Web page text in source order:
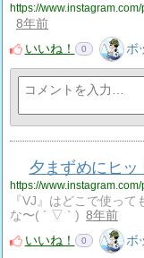
https://
8年前
いいね！
0 ボ
夕まずめにヒッ
https://
『VJ』はどこで使っ
な〜( ´ ▽ ` ) 8年前
いいね！
0 ボ